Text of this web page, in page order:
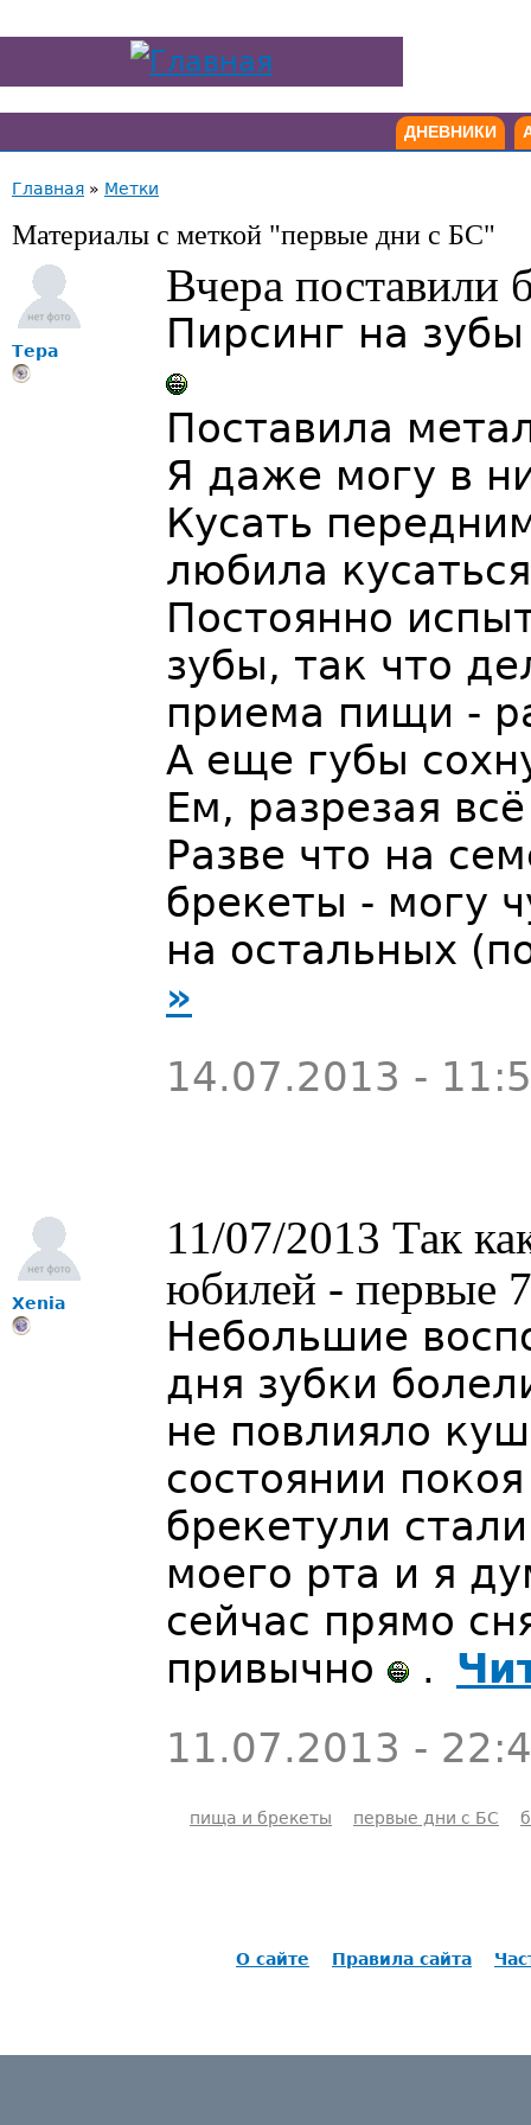
ДНЕВНИКИ
Главная » Метки
Материалы с меткой "первые дни с БС"
Тера
Вчера поставили
Пирсинг на
Поставила
Я даже могу в
Кусать
любила
Постоянно
зубы, так что
приема пищи -
А еще губы
Ем, разрезая
Разве что на
брекеты - могу
на остальных
»
14.07.2013 -
Xenia
11/07/2013 Так
юбилей - первые
Небольшие
дня зубки
не повлияло
состоянии
брекетули
моего рта и я
сейчас прямо
привычно
.
11.07.2013 -
пища и брекеты первые дни с БС
О сайте Правила сайта